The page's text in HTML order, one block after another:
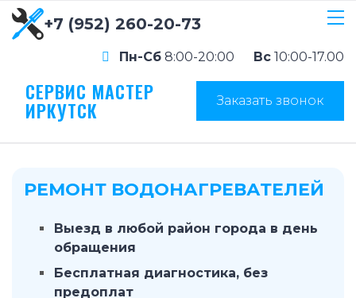
+7 (952) 260-20-73
Пн-Сб 8:00-20:00 Вс 10:00-17.00
СЕРВИС МАСТЕР
ИРКУТСК Заказать звонок
РЕМОНТ ВОДОНАГРЕВАТЕЛЕЙ
Выезд в любой район города в день
обращения
Бесплатная диагностика, без
предоплат